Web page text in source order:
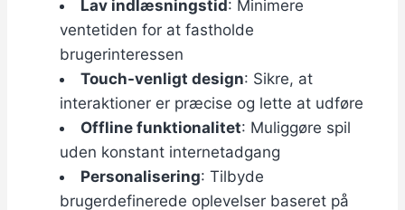
Lav indlæsningstid: Minimere
ventetiden for at fastholde
brugerinteressen
Touch-venligt design: Sikre, at
interaktioner er præcise og lette at udføre
Offline funktionalitet: Muliggøre spil
uden konstant internetadgang
Personalisering: Tilbyde
brugerdefinerede oplevelser baseret på